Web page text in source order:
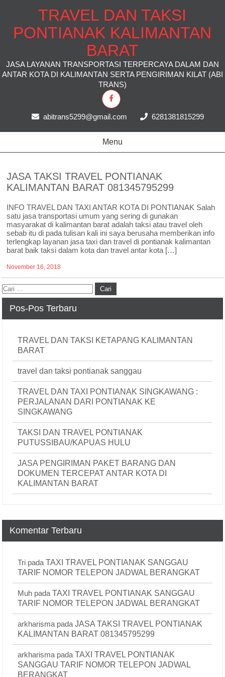
TRAVEL DAN TAKSI
PONTIANAK KALIMANTAN
BARAT
JASA LAYANAN TRANSPORTASI TERPERCAYA DALAM DAN
ANTAR KOTA DI KALIMANTAN SERTA PENGIRIMAN KILAT (ABI
TRANS)
abitrans5299@gmail.com 6281381815299
Menu
JASA TAKSI TRAVEL PONTIANAK
KALIMANTAN BARAT 081345795299
INFO TRAVEL DAN TAXI ANTAR KOTA DI PONTIANAK Salah
satu jasa transportasi umum yang sering di gunakan
masyarakat di kalimantan barat adalah taksi atau travel oleh
sebab itu di pada tulisan kali ini saya berusaha memberikan info
terlengkap layanan jasa taxi dan travel di pontianak kalimantan
barat baik taksi dalam kota dan travel antar kota […]
November 16, 2018
Pos-Pos Terbaru
TRAVEL DAN TAKSI KETAPANG KALIMANTAN
BARAT
travel dan taksi pontianak sanggau
TRAVEL DAN TAXI PONTIANAK SINGKAWANG :
PERJALANAN DARI PONTIANAK KE
SINGKAWANG
TAKSI DAN TRAVEL PONTIANAK
PUTUSSIBAU/KAPUAS HULU
JASA PENGIRIMAN PAKET BARANG DAN
DOKUMEN TERCEPAT ANTAR KOTA DI
KALIMANTAN BARAT
Komentar Terbaru
Tri padaTAXI TRAVEL PONTIANAK SANGGAU
TARIF NOMOR TELEPON JADWAL BERANGKAT
Muh padaTAXI TRAVEL PONTIANAK SANGGAU
TARIF NOMOR TELEPON JADWAL BERANGKAT
arkharisma padaJASA TAKSI TRAVEL PONTIANAK
KALIMANTAN BARAT 081345795299
arkharisma padaTAXI TRAVEL PONTIANAK
SANGGAU TARIF NOMOR TELEPON JADWAL
BERANGKAT